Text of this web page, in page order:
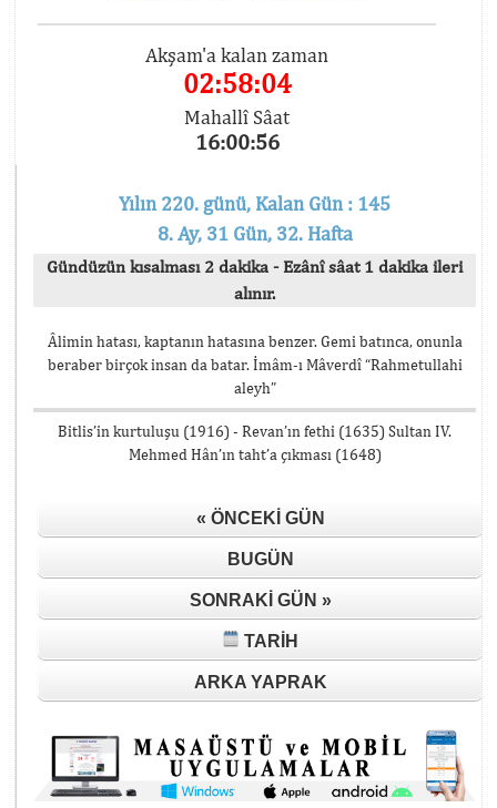
Akşam'a kalan zaman
02:58:04
Mahallî Sâat
16:00:56
Yılın 220. günü, Kalan Gün : 145
8. Ay, 31 Gün, 32. Hafta
Gündüzün kısalması 2 dakika - Ezânî sâat 1 dakika ileri
alınır.
Âlimin hatası, kaptanın hatasına benzer. Gemi batınca, onunla
beraber birçok insan da batar. İmâm-ı Mâverdî “Rahmetullahi
aleyh”
Bitlis’in kurtuluşu (1916) - Revan’ın fethi (1635) Sultan IV.
Mehmed Hân’ın taht’a çıkması (1648)
« ÖNCEKI GÜN
BUGÜN
SONRAKI GÜN »
TARIH
ARKA YAPRAK